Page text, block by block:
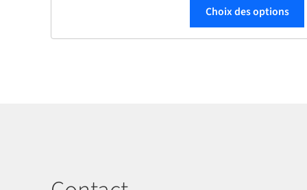
Choix des options